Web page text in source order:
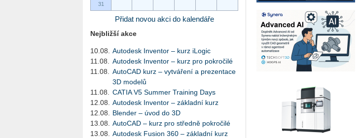
31
Přidat novou akci do kalendáře
Nejbližší akce
10.08.
Autodesk Inventor – kurz iLogic
11.08.
Autodesk Inventor – kurz pro pokročilé
11.08.
AutoCAD kurz – vytváření a prezentace
3D modelů
11.08.
CATIA V5 Summer Training Days
12.08.
Autodesk Inventor – základní kurz
12.08.
Blender – úvod do 3D
13.08.
AutoCAD – kurz pro středně pokročilé
13.08.
Autodesk Fusion 360 – základní kurz